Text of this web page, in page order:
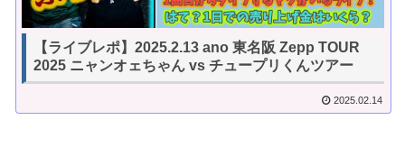
【ライブレポ】2025.2.13 ano 東名阪 Zepp TOUR
2025 ニャンオェちゃん vs チュープリくんツアー
2025.02.14